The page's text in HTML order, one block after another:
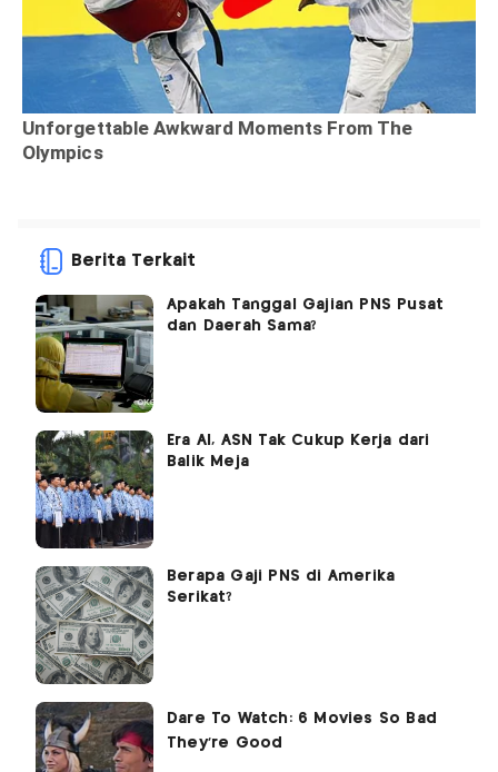
Berita Terkait
Apakah Tanggal Gajian PNS Pusat
dan Daerah Sama?
Era AI, ASN Tak Cukup Kerja dari
Balik Meja
Berapa Gaji PNS di Amerika
Serikat?